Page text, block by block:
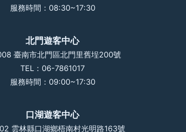
服務時間：08:30~17:30
北門遊客中心
臺南市北門區北門里舊埕200號
TEL：06-7861017
服務時間：09:00~17:30
口湖遊客中心
雲林縣口湖鄉梧南村光明路163號